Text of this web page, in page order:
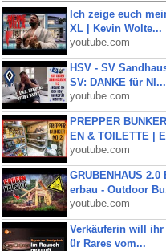
Ich zeige euch
XL | Kevin Wolte...
youtube.com
HSV - SV
SV: DANKE für NI...
youtube.com
PREPPER
EN & TOILETTE |
youtube.com
GRUBENHAUS
erbau - Outdoor
youtube.com
Verkäuferin will
ür Rares vom...